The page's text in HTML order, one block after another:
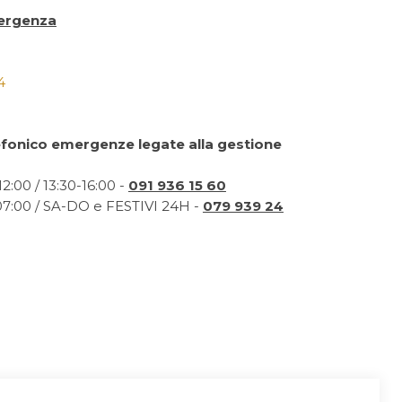
emergenze legate alla gestione
/ 13:30-16:00 - 091 936 15 60
/ SA-DO e FESTIVI 24H - 079 939 24